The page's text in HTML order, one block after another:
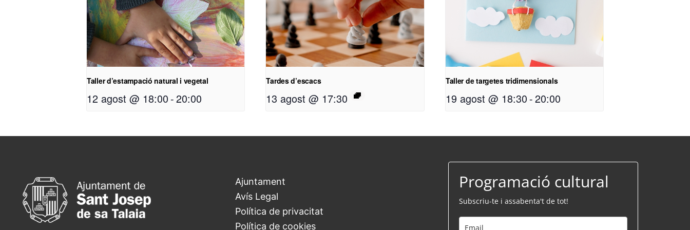
Taller d’estampació natural i vegetal
12 agost @ 18:00 -20:00
Tardes d’escacs
13 agost @ 17:30
Taller de targetes tridimensionals
19 agost @ 18:30 -20:00
Ajuntament
Avís Legal
Política de privacitat
Política de cookies
Programació cultural
Subscriu-te i assabenta't de tot!